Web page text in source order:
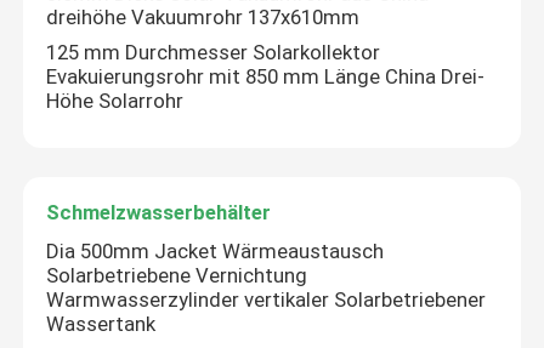
dreihöhe Vakuumrohr 137x610mm
125 mm Durchmesser Solarkollektor
Evakuierungsrohr mit 850 mm Länge China Drei-
Höhe Solarrohr
Schmelzwasserbehälter
Dia 500mm Jacket Wärmeaustausch
Solarbetriebene Vernichtung
Warmwasserzylinder vertikaler Solarbetriebener
Wassertank